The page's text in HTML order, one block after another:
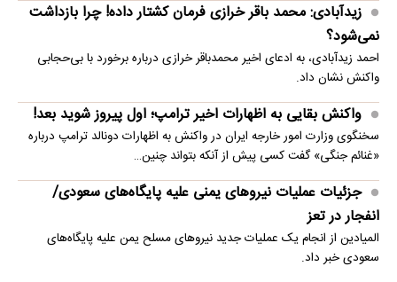
زیدآبادی: محمد باقر خرازی فرمان کشتار داده! چرا بازداشت
نمی‌شود؟
احمد زیدآبادی، به ادعای اخیر محمدباقر خرازی درباره برخورد با بی‌حجابی
واکنش نشان داد.
واکنش بقایی به اظهارات اخیر ترامپ؛ اول پیروز شوید بعد!
سخنگوی وزارت امور خارجه ایران در واکنش به اظهارات دونالد ترامپ درباره
«غنائم جنگی» گفت کسی پیش از آنکه بتواند چنین…
جزئیات عملیات نیروهای یمنی علیه پایگاه‌های سعودی/
انفجار در تعز
المیادین از انجام یک عملیات جدید نیروهای مسلح یمن علیه پایگاه‌های
سعودی خبر داد.